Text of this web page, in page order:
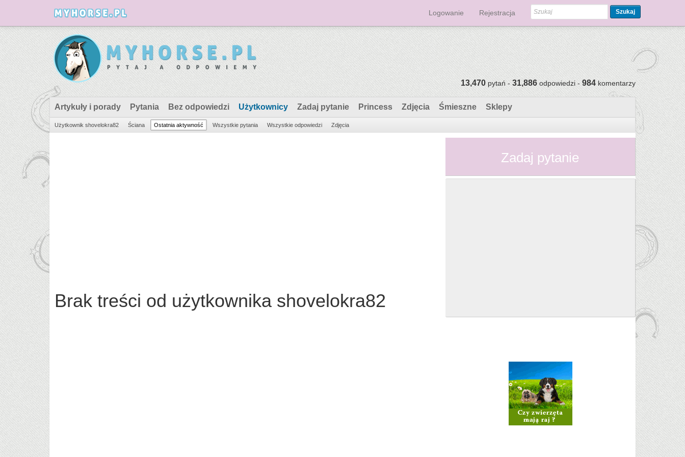
Logowanie Rejestracja Szukaj
13,470pytań -31,886odpowiedzi -984komentarzy
Artykuły i porady Pytania Bez odpowiedzi Użytkownicy Zadaj pytanie Princess Zdjęcia Śmieszne Sklepy
Użytkownik shovelokra82 Ściana Ostatnia aktywność Wszystkie pytania Wszystkie odpowiedzi Zdjęcia
Brak treści od użytkownika shovelokra82
Zadaj pytanie